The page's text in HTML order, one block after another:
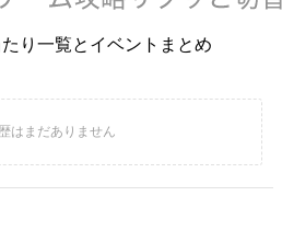
り一覧とイベントまとめ